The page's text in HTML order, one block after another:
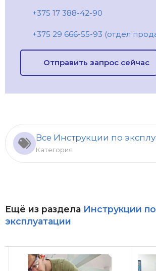
+375 17 388-42-90
+375 29 666-55-93 (отдел
Отправить запрос сейчас
Все Инструкции по
Категория
Ещё из раздела Инструкции по
эксплуатации